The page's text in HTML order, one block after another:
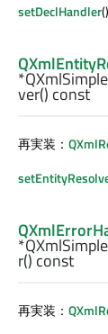
setDeclHandler()
ver() const
再実装：
r() const
再実装：